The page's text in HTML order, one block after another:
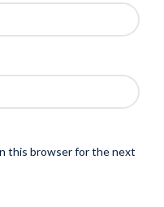
this browser for the next